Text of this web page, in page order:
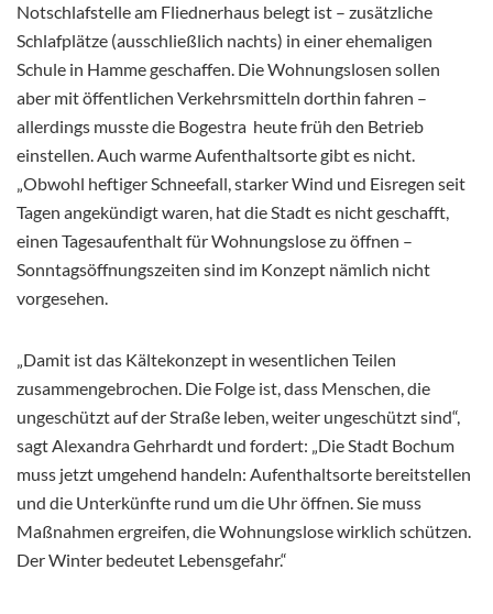
Notschlafstelle am Fliednerhaus belegt ist – zusätzliche
Schlafplätze (ausschließlich nachts) in einer ehemaligen
Schule in Hamme geschaffen. Die Wohnungslosen sollen
aber mit öffentlichen Verkehrsmitteln dorthin fahren –
allerdings musste die Bogestra heute früh den Betrieb
einstellen. Auch warme Aufenthaltsorte gibt es nicht.
„Obwohl heftiger Schneefall, starker Wind und Eisregen seit
Tagen angekündigt waren, hat die Stadt es nicht geschafft,
einen Tagesaufenthalt für Wohnungslose zu öffnen –
Sonntagsöffnungszeiten sind im Konzept nämlich nicht
vorgesehen.
„Damit ist das Kältekonzept in wesentlichen Teilen
zusammengebrochen. Die Folge ist, dass Menschen, die
ungeschützt auf der Straße leben, weiter ungeschützt sind“,
sagt Alexandra Gehrhardt und fordert: „Die Stadt Bochum
muss jetzt umgehend handeln: Aufenthaltsorte bereitstellen
und die Unterkünfte rund um die Uhr öffnen. Sie muss
Maßnahmen ergreifen, die Wohnungslose wirklich schützen.
Der Winter bedeutet Lebensgefahr.“